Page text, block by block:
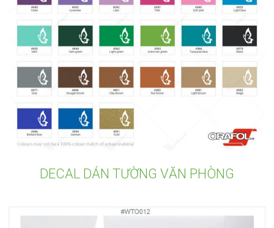
DECAL DÁN TƯỜNG VĂN PHÒNG